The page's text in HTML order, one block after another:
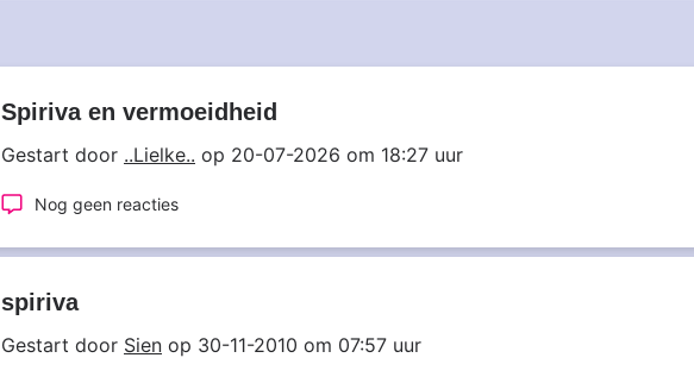
Spiriva en vermoeidheid
Gestart door ..Lielke.. op 20-07-2026 om 18:27 uur
Nog geen reacties
spiriva
Gestart door Sien op 30-11-2010 om 07:57 uur